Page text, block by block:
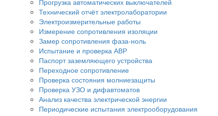
Технический отчёт электролаборатории
Электроизмерительные работы
Измерение сопротивления изоляции
Замер сопротивления фаза-ноль
Испытание и проверка АВР
Паспорт заземляющего устройства
Переходное сопротивление
Проверка состояния молниезащиты
Проверка УЗО и дифавтоматов
Анализ качества электрической энергии
Периодические испытания электрооборудования